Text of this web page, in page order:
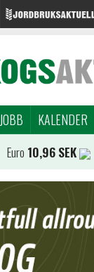
JOBB KALENDER
Euro 10,96 SEK